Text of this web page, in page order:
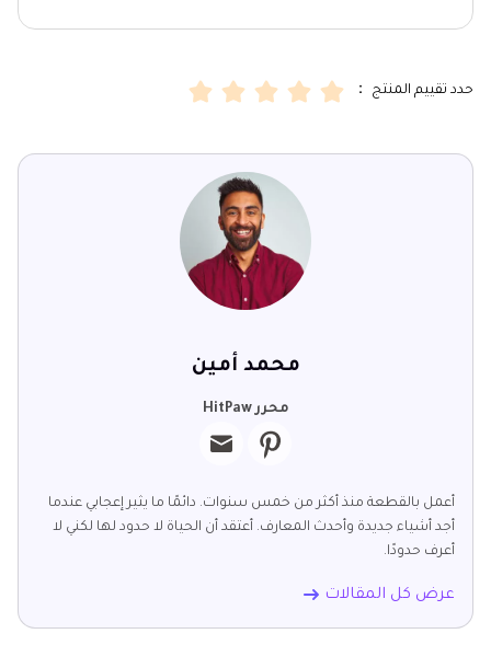
حدد تقييم المنتج ：
محمد أمين
محرر HitPaw
أعمل بالقطعة منذ أكثر من خمس سنوات. دائمًا ما يثير إعجابي عندما
أجد أشياء جديدة وأحدث المعارف. أعتقد أن الحياة لا حدود لها لكني لا
أعرف حدودًا.
عرض كل المقالات